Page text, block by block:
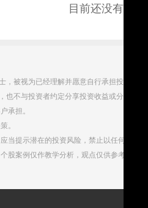
目前还没有评论
，被视为已经理解并愿意自行承担投资服
也不与投资者约定分享投资收益或分担投
承担。
。
当提示潜在的投资风险，禁止以任何方式
股案例仅作教学分析，观点仅供参考。股